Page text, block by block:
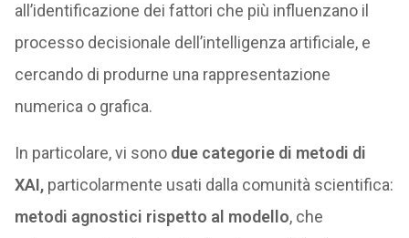
all’identificazione dei fattori che più influenzano il
processo decisionale dell’intelligenza artificiale, e
cercando di produrne una rappresentazione
numerica o grafica.
In particolare, vi sono due categorie di metodi di
XAI,particolarmente usati dalla comunità scientifica:
metodi agnostici rispetto al modello, che